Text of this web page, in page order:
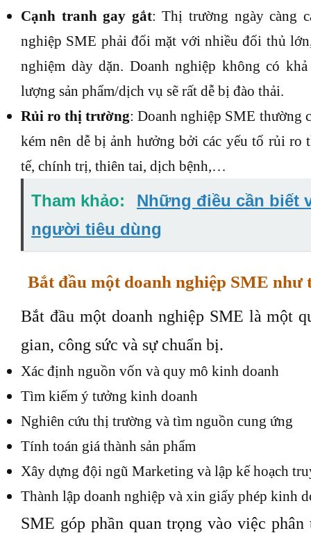
Cạnh tranh gay gắt: Thị trường ngày càng
nghiệp SME phải đối mặt với nhiều đối thủ
nghiệm dày dặn. Doanh nghiệp không có
lượng sản phẩm/dịch vụ sẽ rất dễ bị đào thải.
Rủi ro thị trường: Doanh nghiệp SME thường
kém nên dễ bị ảnh hưởng bởi các yếu tố rủi
tế, chính trị, thiên tai, dịch bệnh,…
Tham khảo:
Những điều cần biết
người tiêu dùng
Bắt đầu một doanh nghiệp SME như
Bắt đầu một doanh nghiệp SME là một
gian, công sức và sự chuẩn bị.
Xác định nguồn vốn và quy mô kinh doanh
Tìm kiếm ý tưởng kinh doanh
Nghiên cứu thị trường và tìm nguồn cung ứng
Tính toán giá thành sản phẩm
Xây dựng đội ngũ Marketing và lập kế hoạch
Thành lập doanh nghiệp và xin giấy phép kinh
SME góp phần quan trọng vào việc